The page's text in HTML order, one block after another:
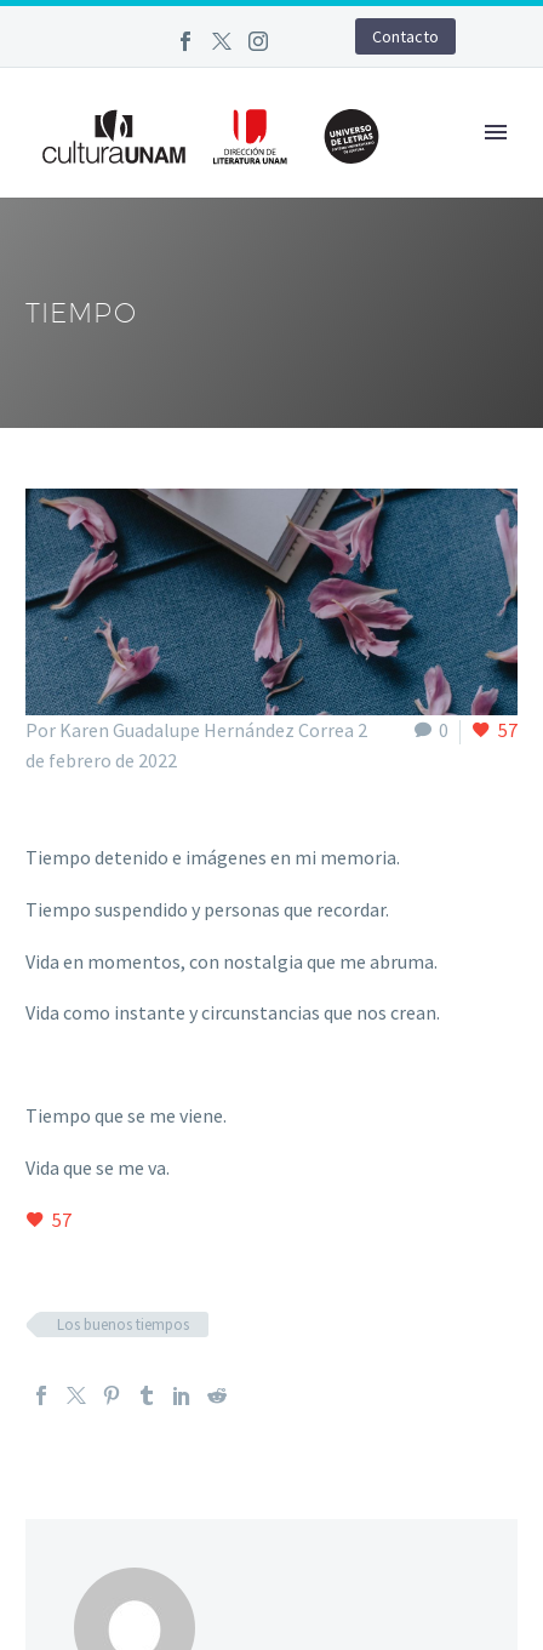
Contacto
TIEMPO
0 57
Por Karen Guadalupe Hernández Correa 2
de febrero de 2022
Tiempo detenido e imágenes en mi memoria.
Tiempo suspendido y personas que recordar.
Vida en momentos, con nostalgia que me abruma.
Vida como instante y circunstancias que nos crean.
Tiempo que se me viene.
Vida que se me va.
57
Los buenos tiempos